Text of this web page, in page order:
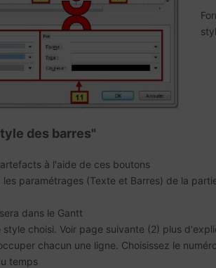
des barres"
à l'aide de ces boutons
paramétrages (Texte et Barres) de la
dans le Gantt
choisi. Voir page suivante (2) plus
chacun une ligne. Choisissez le
temps